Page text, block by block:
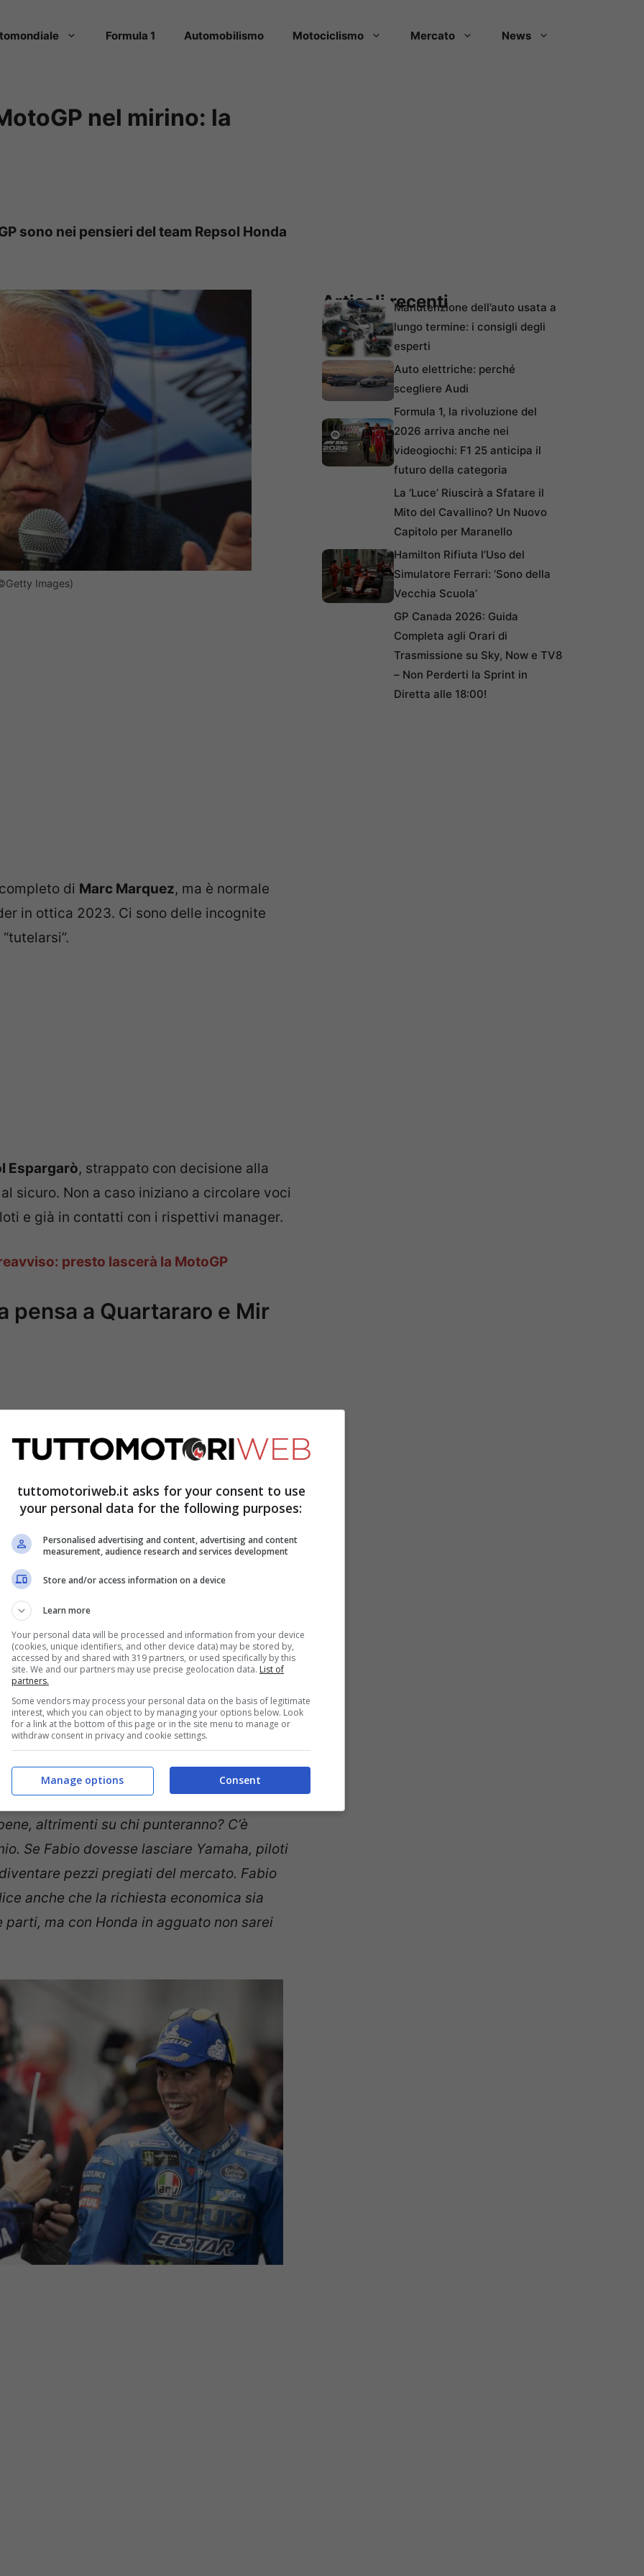
Formula 1 Automobilismo Motociclismo Mercato News
nel mirino: la
sono nei pensieri del team Repsol Honda
Images)
di Marc Marquez, ma è normale
in ottica 2023. Ci sono delle incognite
Espargarò, strappato con decisione alla
sicuro. Non a caso iniziano a circolare voci
e già in contatti con i rispettivi manager.
presto lascerà la MotoGP
pensa a Quartararo e Mir
ha confermato che Honda sta
top rider e dice i nomi: «
e il manager si sono già parlati, ma mi
Joan Mir. Su uno dei due riusciranno
delle reazioni a catena».
nel 2023. Dei contatti sarebbero già
si concretizzerà qualcosa.
domandato aYamaha
garanzie tecniche
sul team di Iwata si è così espresso:
altrimenti su chi punteranno? C’è
Se Fabio dovesse lasciare Yamaha, piloti
pezzi pregiati del mercato. Fabio
anche che la richiesta economica sia
ma con Honda in agguato non sarei
Articoli recentiManutenzione dell’auto usata a
lungo termine: i consigli degli
esperti
Auto elettriche: perché
scegliere Audi
Formula 1, la rivoluzione del
2026 arriva anche nei
videogiochi: F1 25 anticipa il
futuro della categoria
La ‘Luce’ Riuscirà a Sfatare il
Mito del Cavallino? Un Nuovo
Capitolo per Maranello
Hamilton Rifiuta l’Uso del
Simulatore Ferrari: ‘Sono della
Vecchia Scuola’
GP Canada 2026: Guida
Completa agli Orari di
Trasmissione su Sky, Now e TV8
– Non Perderti la Sprint in
Diretta alle 18:00!
tuttomotoriweb.it asks for your consent to use
your personal data for the following purposes:
Personalised advertising and content, advertising and content
measurement, audience research and services development
Store and/or access information on a device
Learn more
Your personal data will be processed and information from your device
(cookies, unique identifiers, and other device data) may be stored by,
accessed by and shared with 319 partners, or used specifically by this
site. We and our partners may use precise geolocation data. List of
partners.
Some vendors may process your personal data on the basis of legitimate
interest, which you can object to by managing your options below. Look
for a link at the bottom of this page or in the site menu to manage or
withdraw consent in privacy and cookie settings.
Consent
Manage options